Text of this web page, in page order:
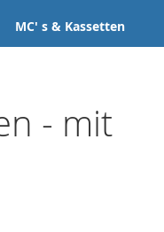
MC' s & Kassetten
- mit